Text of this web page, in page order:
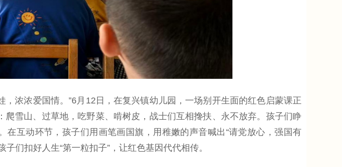
浓浓爱国情。”6月12日，在复兴镇幼儿园，一场别开生面的红色启蒙课正
雪山、过草地，吃野菜、啃树皮，战士们互相搀扶、永不放弃。孩子们睁
互动环节，孩子们用画笔画国旗，用稚嫩的声音喊出“请党放心，强国有
们扣好人生“第一粒扣子”，让红色基因代代相传。